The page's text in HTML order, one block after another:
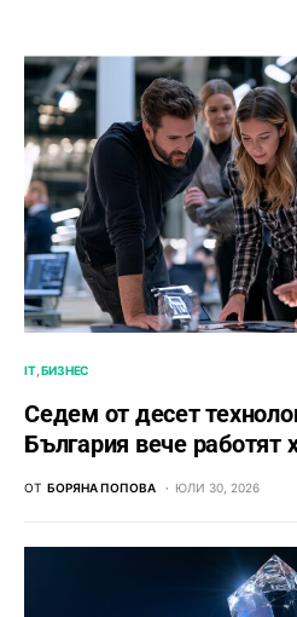
IT БИЗНЕС
Седем от десет
България вече работят
ОТ БОРЯНА ПОПОВА ЮЛИ 30, 2026